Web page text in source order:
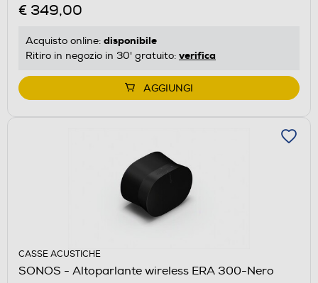
€ 349,00
Acquisto online: disponibile
Ritiro in negozio in 30' gratuito: verifica
AGGIUNGI
CASSE ACUSTICHE
SONOS - Altoparlante wireless ERA 300-Nero